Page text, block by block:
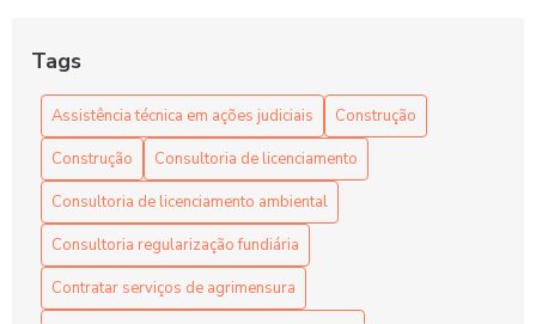
Terrenos de Forma Eficiente
Dicas para Encontrar Preços Competitivos em Levantamento
Topográfico com Qualidade Garantida
Tags
Assistência técnica em ações judiciais
Construção
Construção
Consultoria de licenciamento
Consultoria de licenciamento ambiental
Consultoria regularização fundiária
Contratar serviços de agrimensura